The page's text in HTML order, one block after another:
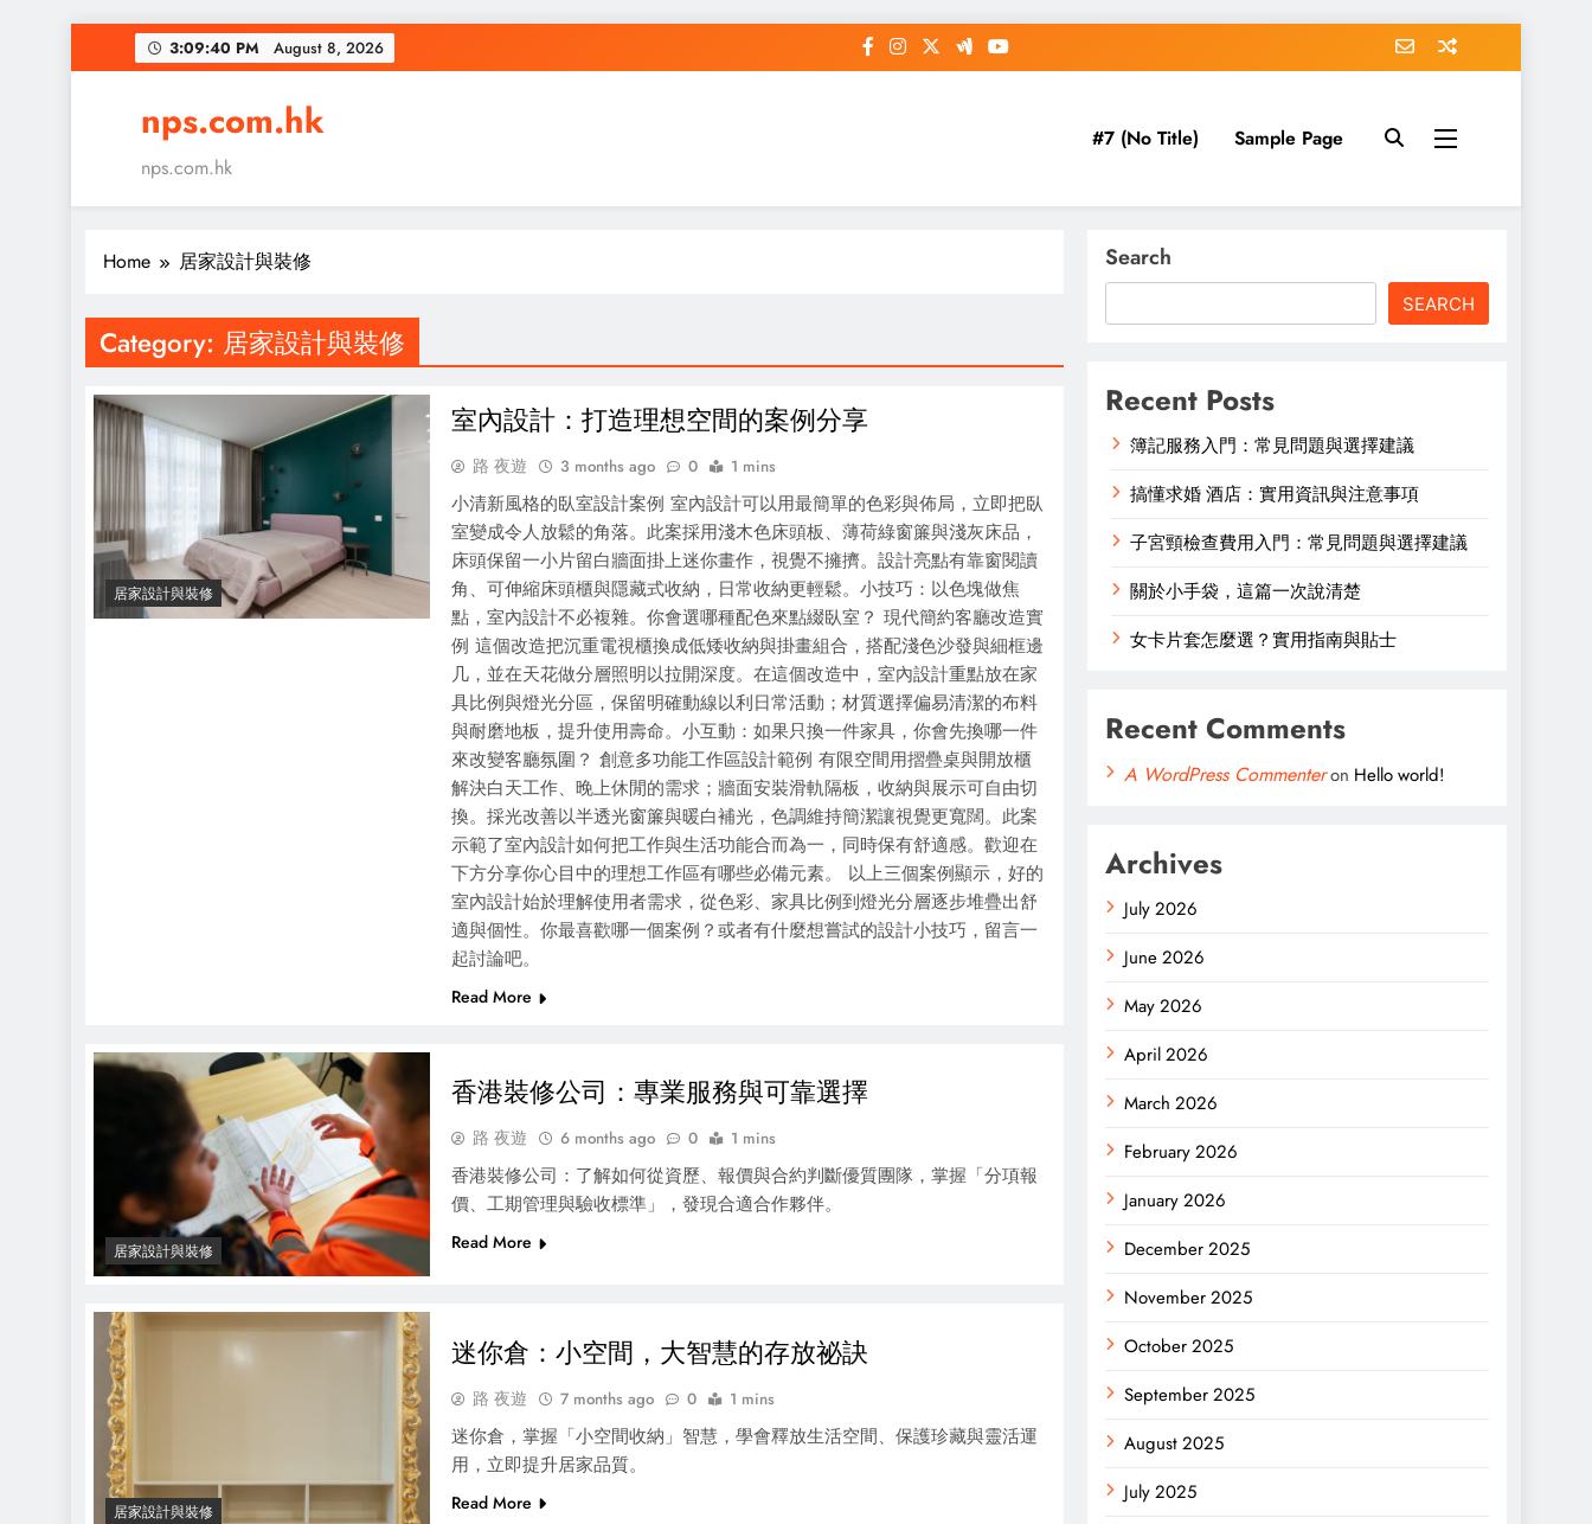
to
3:09:41 PM August 8, 2026
nps.com.hk
nps.com.hk
#7 (no Title) Sample Page
Home 居家設計與裝修
Category: 居家設計與裝修
居家設計與裝修
室內設計：打造理想空間的案例分享
路 夜遊 3 months ago 0 1 mins
小清新風格的臥室設計案例 室內設計可以用最簡單的色彩與佈局，立即把臥
室變成令人放鬆的角落。此案採用淺木色床頭板、薄荷綠窗簾與淺灰床品，
床頭保留一小片留白牆面掛上迷你畫作，視覺不擁擠。設計亮點有靠窗閱讀
角、可伸縮床頭櫃與隱藏式收納，日常收納更輕鬆。小技巧：以色塊做焦
點，室內設計不必複雜。你會選哪種配色來點綴臥室？ 現代簡約客廳改造實
例 這個改造把沉重電視櫃換成低矮收納與掛畫組合，搭配淺色沙發與細框邊
几，並在天花做分層照明以拉開深度。在這個改造中，室內設計重點放在家
具比例與燈光分區，保留明確動線以利日常活動；材質選擇偏易清潔的布料
與耐磨地板，提升使用壽命。小互動：如果只換一件家具，你會先換哪一件
來改變客廳氛圍？ 創意多功能工作區設計範例 有限空間用摺疊桌與開放櫃
解決白天工作、晚上休閒的需求；牆面安裝滑軌隔板，收納與展示可自由切
換。採光改善以半透光窗簾與暖白補光，色調維持簡潔讓視覺更寬闊。此案
示範了室內設計如何把工作與生活功能合而為一，同時保有舒適感。歡迎在
下方分享你心目中的理想工作區有哪些必備元素。 以上三個案例顯示，好的
室內設計始於理解使用者需求，從色彩、家具比例到燈光分層逐步堆疊出舒
適與個性。你最喜歡哪一個案例？或者有什麼想嘗試的設計小技巧，留言一
起討論吧。
Read More
居家設計與裝修
香港裝修公司：專業服務與可靠選擇
路 夜遊 6 months ago 0 1 mins
香港裝修公司：了解如何從資歷、報價與合約判斷優質團隊，掌握「分項報
價、工期管理與驗收標準」，發現合適合作夥伴。
Read More
居家設計與裝修
迷你倉：小空間，大智慧的存放祕訣
路 夜遊 7 months ago 0 1 mins
迷你倉，掌握「小空間收納」智慧，學會釋放生活空間、保護珍藏與靈活運
用，立即提升居家品質。
Read More
Search
SEARCH
Recent Posts
簿記服務入門：常見問題與選擇建議
搞懂求婚 酒店：實用資訊與注意事項
子宮頸檢查費用入門：常見問題與選擇建議
關於小手袋，這篇一次說清楚
女卡片套怎麼選？實用指南與貼士
Recent Comments
A WordPress Commenteron Hello world!
Archives
July 2026
June 2026
May 2026
April 2026
March 2026
February 2026
January 2026
December 2025
November 2025
October 2025
September 2025
August 2025
July 2025